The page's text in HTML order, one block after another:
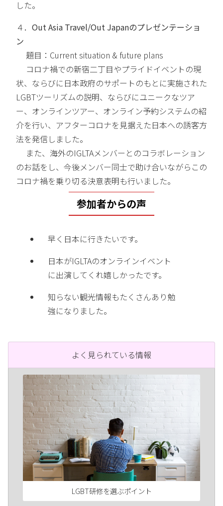
した。
４． Out Asia Travel/Out Japanのプレゼンテーショ
ン
題目：Current situation & future plans
コロナ禍での新宿二丁目やプライドイベントの現
状、ならびに日本政府のサポートのもとに実施された
LGBTツーリズムの説明、ならびにユニークなツア
ー、オンラインツアー、オンライン予約システムの紹
介を行い、アフターコロナを見据えた日本への誘客方
法を発信しました。
また、海外のIGLTAメンバーとのコラボレーション
のお話をし、今後メンバー同士で助け合いながらこの
コロナ禍を乗り切る決意表明も行いました。
参加者からの声
早く日本に行きたいです。
日本がIGLTAのオンラインイベント
に出演してくれ嬉しかったです。
知らない観光情報もたくさんあり勉
強になりました。
よく見られている情報
LGBT研修を選ぶポイント